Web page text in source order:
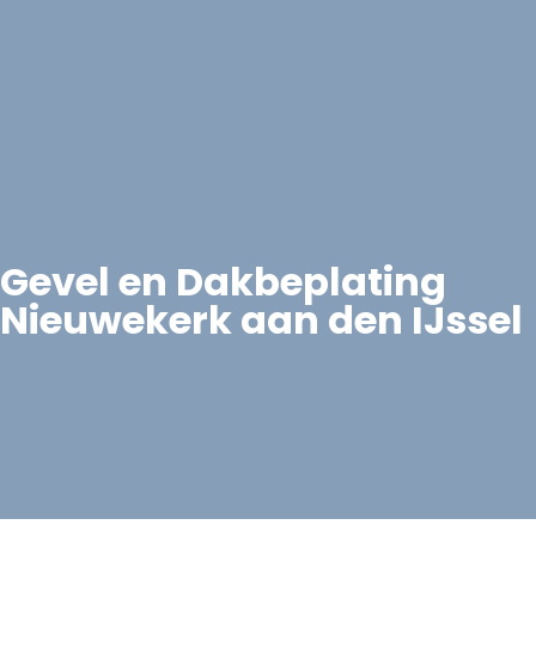
Gevel en Dakbeplating
Nieuwekerk aan den IJssel